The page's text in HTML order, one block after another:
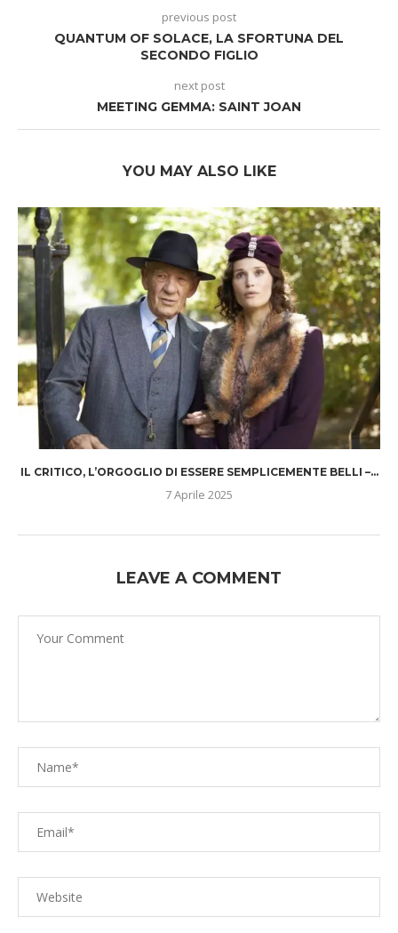
previous post
QUANTUM OF SOLACE, LA SFORTUNA DEL
SECONDO FIGLIO
next post
MEETING GEMMA: SAINT JOAN
YOU MAY ALSO LIKE
IL CRITICO, L’ORGOGLIO DI ESSERE SEMPLICEMENTE BELLI –...
7 Aprile 2025
LEAVE A COMMENT